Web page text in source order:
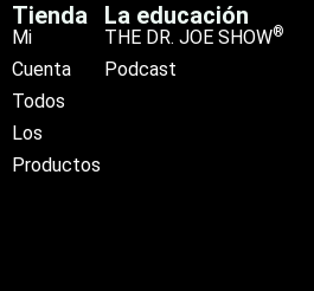
Tienda
Mi
Cuenta
Todos
Los
Productos
La educación
THE DR. JOE SHOW®
Podcast